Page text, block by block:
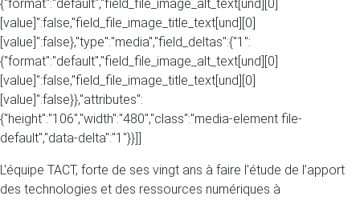
{"format":"default","field_file_image_alt_text[und][0]
[value]":false,"field_file_image_title_text[und][0]
[value]":false},"type":"media","field_deltas":{"1":
{"format":"default","field_file_image_alt_text[und][0]
[value]":false,"field_file_image_title_text[und][0]
[value]":false}},"attributes":
{"height":"106","width":"480","class":"media-element file-
default","data-delta":"1"}}]]
L'équipe TACT, forte de ses vingt ans à faire l'étude de l'apport
des technologies et des ressources numériques à